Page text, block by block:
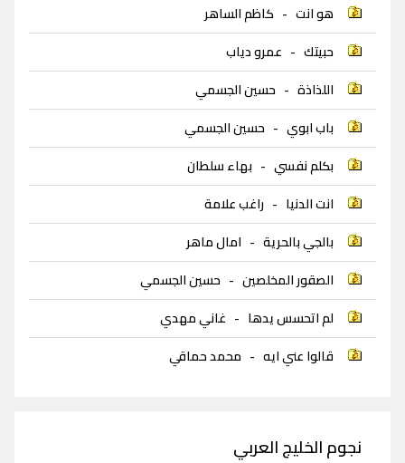
هو انت - كاظم الساهر
حبيتك - عمرو دياب
اللذاذة - حسين الجسمي
باب ابوي - حسين الجسمي
بكلم نفسي - بهاء سلطان
انت الدنيا - راغب علامة
بالجي بالحرية - امال ماهر
الصقور المخلصين - حسين الجسمي
لم اتحسس يدها - غاني مهدي
قالوا عني ايه - محمد حماقي
نجوم الخليج العربي